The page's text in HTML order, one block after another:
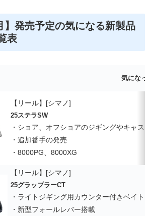
】発売予定の気になる新製品
表
気になっ
【リール】[シマノ]
25ステラSW
・ショア、オフショアのジギングやキャス
・追加番手の発売
・8000PG、8000XG
【リール】[シマノ]
25グラップラーCT
・ライトジギング用カウンター付きベイト
・新型フォールレバー搭載